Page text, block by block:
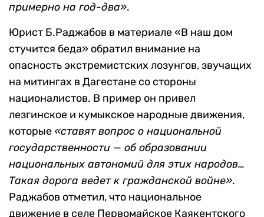
из состава МВД республики связан с
преступным миром»
. «Кому нужна такая
милиция?» — возмутился Магомедов.
Сейфутдинов в заметке «Диктатура
безответственности» написал:«Ни Горбачев,
который провалил перестройку, ни Ельцин, не
наведут порядок за нас в Дагестане, мы сами
должны позаботиться об этом. Главные
руководящие лица должны быть избраны не
депутатами, а народом. И не на больший срок,
как это делалось до этого, а на малый,
примерно на год-два» .